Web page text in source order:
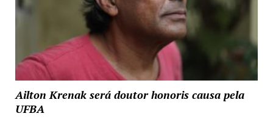
Ailton Krenak será doutor honoris causa pela
UFBA